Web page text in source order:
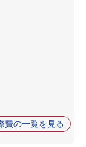
費の一覧を見る